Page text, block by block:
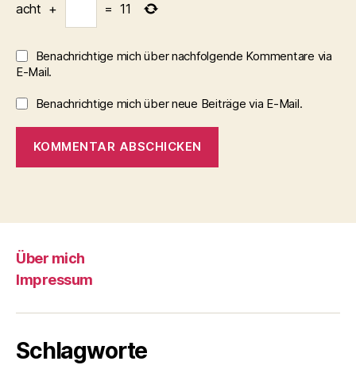
acht + = 11
Benachrichtige mich über nachfolgende Kommentare via
E-Mail.
Benachrichtige mich über neue Beiträge via E-Mail.
Über mich
Impressum
Schlagworte